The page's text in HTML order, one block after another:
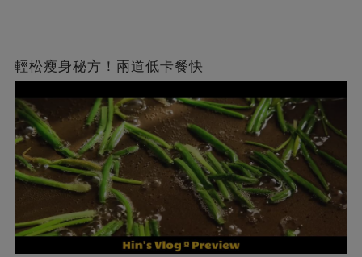
輕松瘦身秘方！兩道低卡餐快